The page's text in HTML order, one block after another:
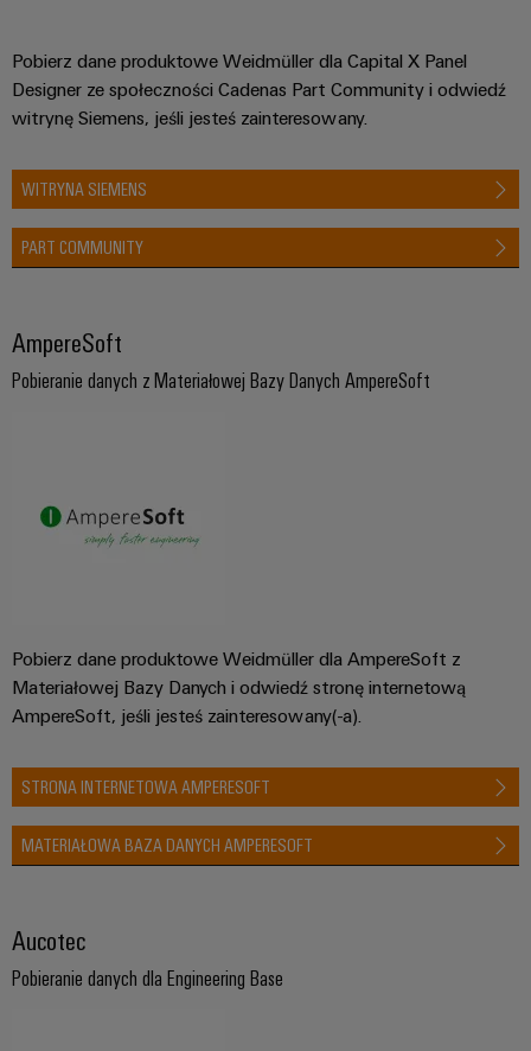
Pobierz dane produktowe Weidmüller dla Capital X Panel
Designer ze społeczności Cadenas Part Community i odwiedź
witrynę Siemens, jeśli jesteś zainteresowany.
WITRYNA SIEMENS
PART COMMUNITY
AmpereSoft
Pobieranie danych z Materiałowej Bazy Danych AmpereSoft
Pobierz dane produktowe Weidmüller dla AmpereSoft z
Materiałowej Bazy Danych i odwiedź stronę internetową
AmpereSoft, jeśli jesteś zainteresowany(-a).
STRONA INTERNETOWA AMPERESOFT
MATERIAŁOWA BAZA DANYCH AMPERESOFT
Aucotec
Pobieranie danych dla Engineering Base